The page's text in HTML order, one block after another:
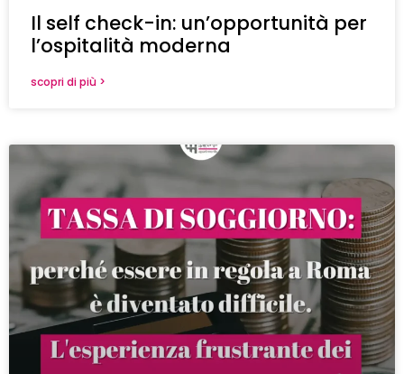
Il self check-in: un’opportunità per
l’ospitalità moderna
scopri di più >